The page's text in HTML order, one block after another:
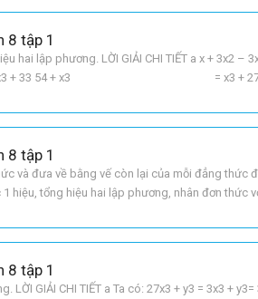
8 tập 1
hai lập phương. LỜI GIẢI CHI TIẾT a x + 3x2 –
54 + x3 = x3 +
8 tập 1
và đưa về bằng vế còn lại của mỗi đẳng thức
hiệu, tổng hiệu hai lập phương, nhân đơn thức
8 tập 1
GIẢI CHI TIẾT a Ta có: 27x3 + y3 = 3x3 +